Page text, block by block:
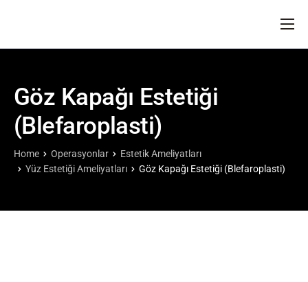
DOKTORLARIMIZ
OPERASYONLAR
BLOG
İLETIŞIM
Göz Kapağı Estetiği
(Blefaroplasti)
Home Operasyonlar
Estetik Ameliyatları
Yüz Estetiği Ameliyatları
Göz Kapağı Estetiği (Blefaroplasti)